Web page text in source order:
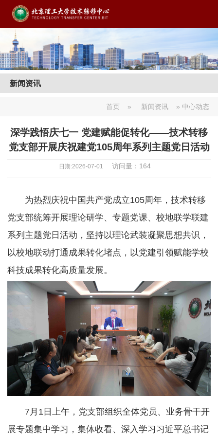
新闻资讯
首页 » 新闻资讯 » 中心动态
深学践悟庆七一 党建赋能促转化——技术转移
党支部开展庆祝建党105周年系列主题党日活动
日期:2026-07-01 访问量： 164
为热烈庆祝中国共产党成立105周年，技术转移
党支部统筹开展理论研学、专题党课、校地联学联建
系列主题党日活动，坚持以理论武装凝聚思想共识，
以校地联动打通成果转化堵点，以党建引领赋能学校
科技成果转化高质量发展。
7月1日上午，党支部组织全体党员、业务骨干开
展专题集中学习，集体收看、深入学习习近平总书记